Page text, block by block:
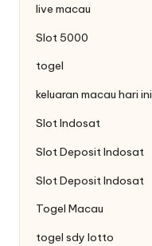
live macau
Slot 5000
togel
keluaran macau hari ini
Slot Indosat
Slot Deposit Indosat
Slot Deposit Indosat
Togel Macau
togel sdy lotto